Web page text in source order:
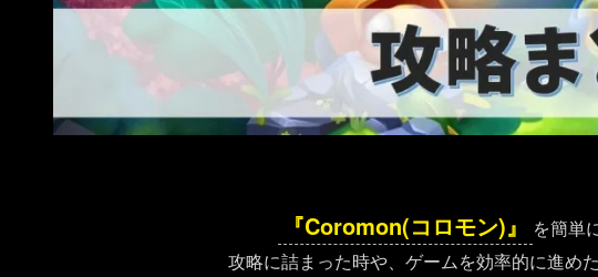
『Coromon(コロモン)』
を簡単
攻略に詰まった時や、ゲームを効率的に進め